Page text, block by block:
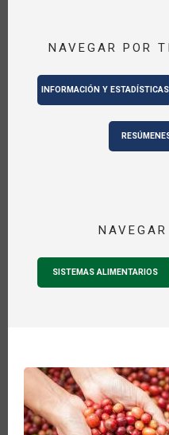
NAVEGAR POR
INFORMACIÓN Y ESTADÍSTICAS
SISTEMAS ALIMENTARIOS